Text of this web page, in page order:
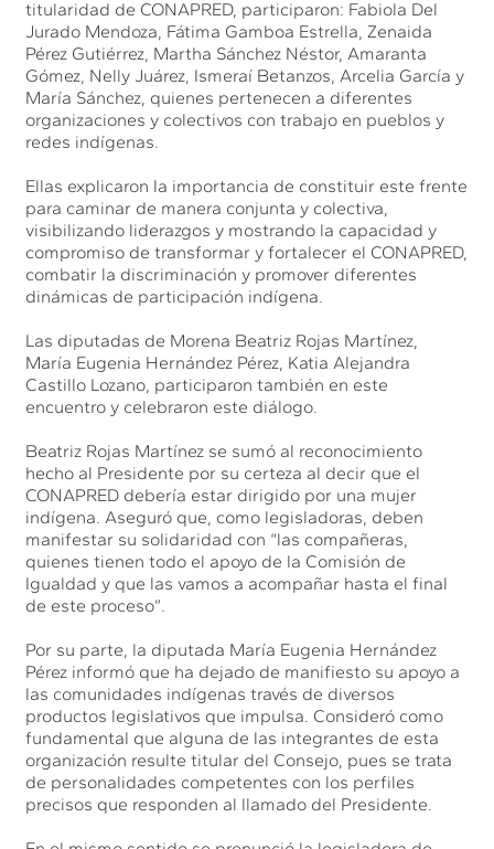
titularidad de CONAPRED, participaron: Fabiola Del
Jurado Mendoza, Fátima Gamboa Estrella, Zenaida
Pérez Gutiérrez, Martha Sánchez Néstor, Amaranta
Gómez, Nelly Juárez, Ismeraí Betanzos, Arcelia García y
María Sánchez, quienes pertenecen a diferentes
organizaciones y colectivos con trabajo en pueblos y
redes indígenas.
Ellas explicaron la importancia de constituir este frente
para caminar de manera conjunta y colectiva,
visibilizando liderazgos y mostrando la capacidad y
compromiso de transformar y fortalecer el CONAPRED,
combatir la discriminación y promover diferentes
dinámicas de participación indígena.
Las diputadas de Morena Beatriz Rojas Martínez,
María Eugenia Hernández Pérez, Katia Alejandra
Castillo Lozano, participaron también en este
encuentro y celebraron este diálogo.
Beatriz Rojas Martínez se sumó al reconocimiento
hecho al Presidente por su certeza al decir que el
CONAPRED debería estar dirigido por una mujer
indígena. Aseguró que, como legisladoras, deben
manifestar su solidaridad con “las compañeras,
quienes tienen todo el apoyo de la Comisión de
Igualdad y que las vamos a acompañar hasta el final
de este proceso”.
Por su parte, la diputada María Eugenia Hernández
Pérez informó que ha dejado de manifiesto su apoyo a
las comunidades indígenas través de diversos
productos legislativos que impulsa. Consideró como
fundamental que alguna de las integrantes de esta
organización resulte titular del Consejo, pues se trata
de personalidades competentes con los perfiles
precisos que responden al llamado del Presidente.